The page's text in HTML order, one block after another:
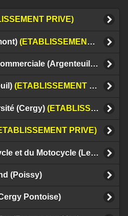
PRIVE)
(ETABLISSEMENT PRIVE)
CFA AFFIDA l'Ecole Commerciale (Argenteuil)
(ETABLISSEMENT PRIVE)
(Cergy) (ETABLISSEMENT PRIVE)
PRIVE)
Institut National du Cycle et du Motocycle (Le Bourget)
(Poissy)
Pontoise)